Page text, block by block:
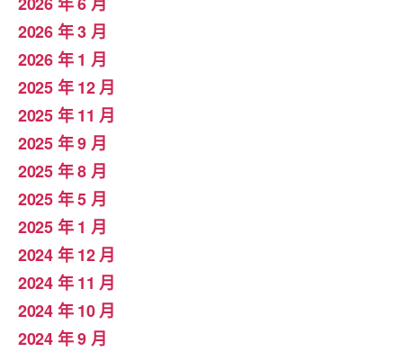
2026 年 3 月
2026 年 1 月
2025 年 12 月
2025 年 11 月
2025 年 9 月
2025 年 8 月
2025 年 5 月
2025 年 1 月
2024 年 12 月
2024 年 11 月
2024 年 10 月
2024 年 9 月